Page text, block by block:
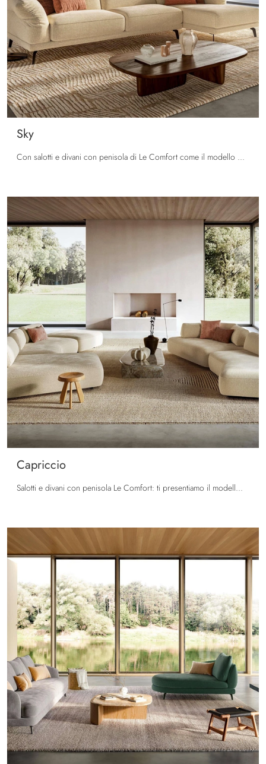
Sky
Con salotti e divani con penisola di Le Comfort come il modello Sky in tessuto, potrai ultimare il tuo concept d'arredo.
Capriccio
Salotti e divani con penisola Le Comfort: ti presentiamo il modello Capriccio in tessuto per impreziosire la zona giorno.